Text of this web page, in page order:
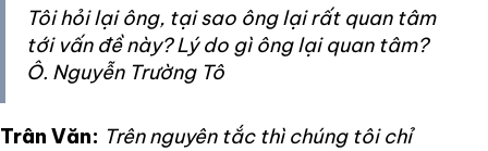
Tôi hỏi lại ông, tại sao ông lại rất quan tâm
tới vấn đề này? Lý do gì ông lại quan tâm?
Ô. Nguyễn Trường Tô
Trân Văn: Trên nguyên tắc thì chúng tôi chỉ